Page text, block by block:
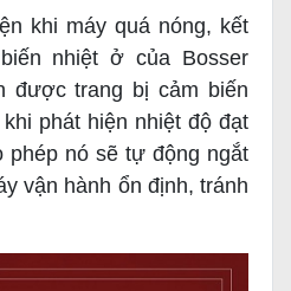
khi máy quá nóng, kết
nhiệt ở của Bosser
được trang bị cảm biến
phát hiện nhiệt độ đạt
phép nó sẽ tự động ngắt
vận hành ổn định, tránh